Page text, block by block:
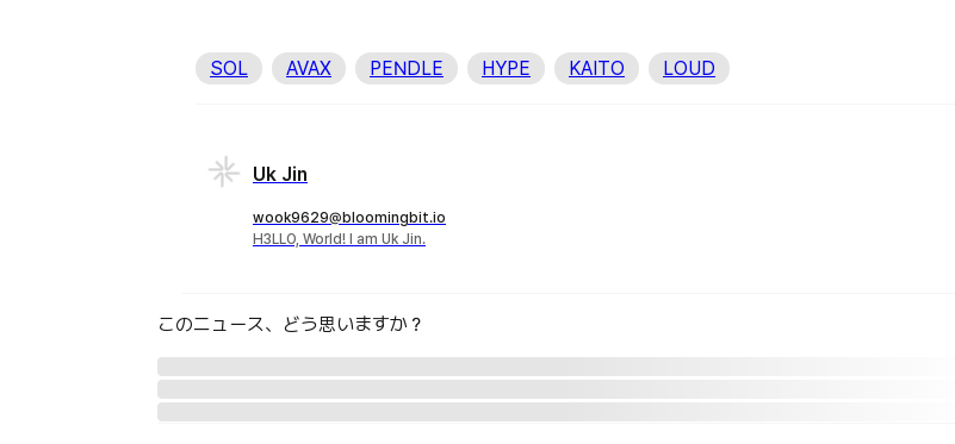
SOL AVAX PENDLE HYPE KAITO LOUD
Uk Jin
wook9629@bloomingbit.io
H3LLO, World! I am Uk Jin.
このニュース、どう思いますか？